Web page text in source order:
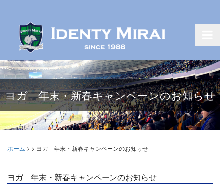
ヨガ 年末・新春キャンペーンのお知らせ
ホーム > > ヨガ 年末・新春キャンペーンのお知らせ
ヨガ 年末・新春キャンペーンのお知らせ